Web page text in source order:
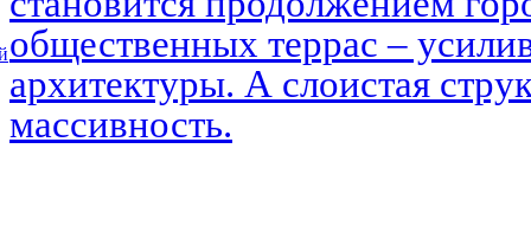
общественных террас –
архитектуры. А слоистая
массивность.